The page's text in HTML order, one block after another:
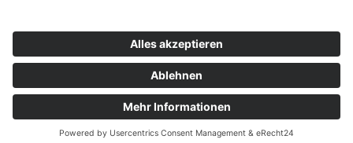
Pfarreiengemeinschaft Bissingen ©2024 |
Impressum|Datenschutz